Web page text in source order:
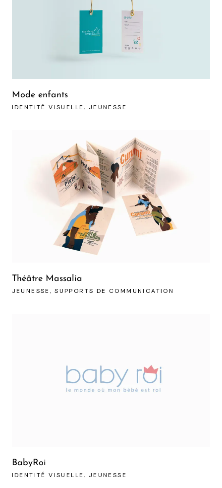
Mode enfants
IDENTITÉ VISUELLE JEUNESSE
Théâtre Massalia
JEUNESSE SUPPORTS DE COMMUNICATION
BabyRoi
IDENTITÉ VISUELLE JEUNESSE